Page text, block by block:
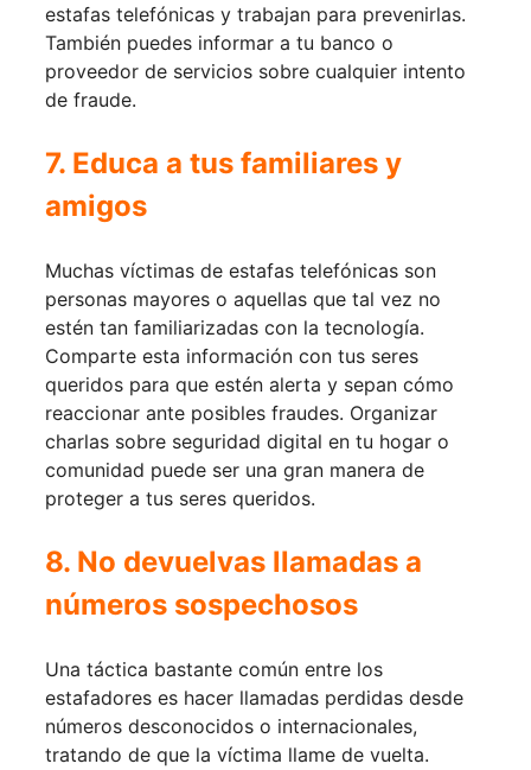
estafas telefónicas y trabajan para prevenirlas.
También puedes informar a tu banco o
proveedor de servicios sobre cualquier intento
de fraude.
7. Educa a tus familiares y
amigos
Muchas víctimas de estafas telefónicas son
personas mayores o aquellas que tal vez no
estén tan familiarizadas con la tecnología.
Comparte esta información con tus seres
queridos para que estén alerta y sepan cómo
reaccionar ante posibles fraudes. Organizar
charlas sobre seguridad digital en tu hogar o
comunidad puede ser una gran manera de
proteger a tus seres queridos.
8. No devuelvas llamadas a
números sospechosos
Una táctica bastante común entre los
estafadores es hacer llamadas perdidas desde
números desconocidos o internacionales,
tratando de que la víctima llame de vuelta.